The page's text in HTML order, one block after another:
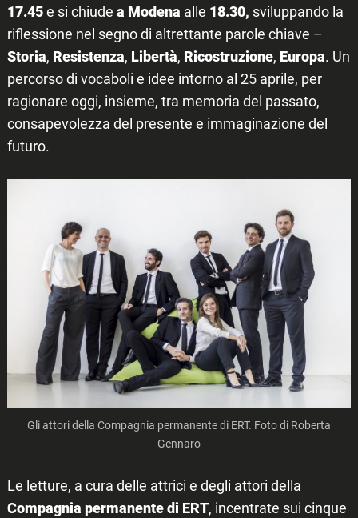
17.45e si chiude a Modena alle 18.30, sviluppando la
riflessione nel segno di altrettante parole chiave –
Storia, Resistenza, Libertà, Ricostruzione, Europa. Un
percorso di vocaboli e idee intorno al 25 aprile, per
ragionare oggi, insieme, tra memoria del passato,
consapevolezza del presente e immaginazione del
futuro.
Gli attori della Compagnia permanente di ERT. Foto di Roberta
Gennaro
Le letture, a cura delle attrici e degli attori della
Compagnia permanente di ERT, incentrate sui cinque